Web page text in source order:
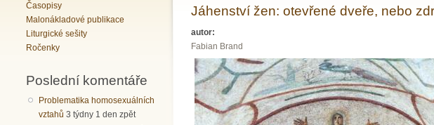
Časopisy
Malonákladové publikace
Liturgické sešity
Ročenky
Poslední komentáře
Problematika homosexuálních
vztahů 3 týdny 1 den zpět
Jáhenství žen: otevřené dveře, nebo
autor:
Fabian Brand